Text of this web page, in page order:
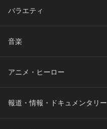
バラエティ
音楽
アニメ・ヒーロー
報道・情報・ドキュメンタリー